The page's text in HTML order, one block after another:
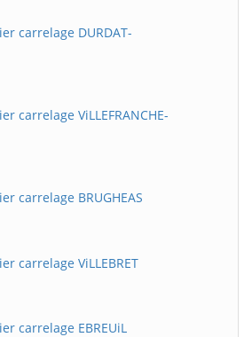
carrelage DURDAT-
carrelage ViLLEFRANCHE-
carrelage BRUGHEAS
carrelage ViLLEBRET
carrelage EBREUiL